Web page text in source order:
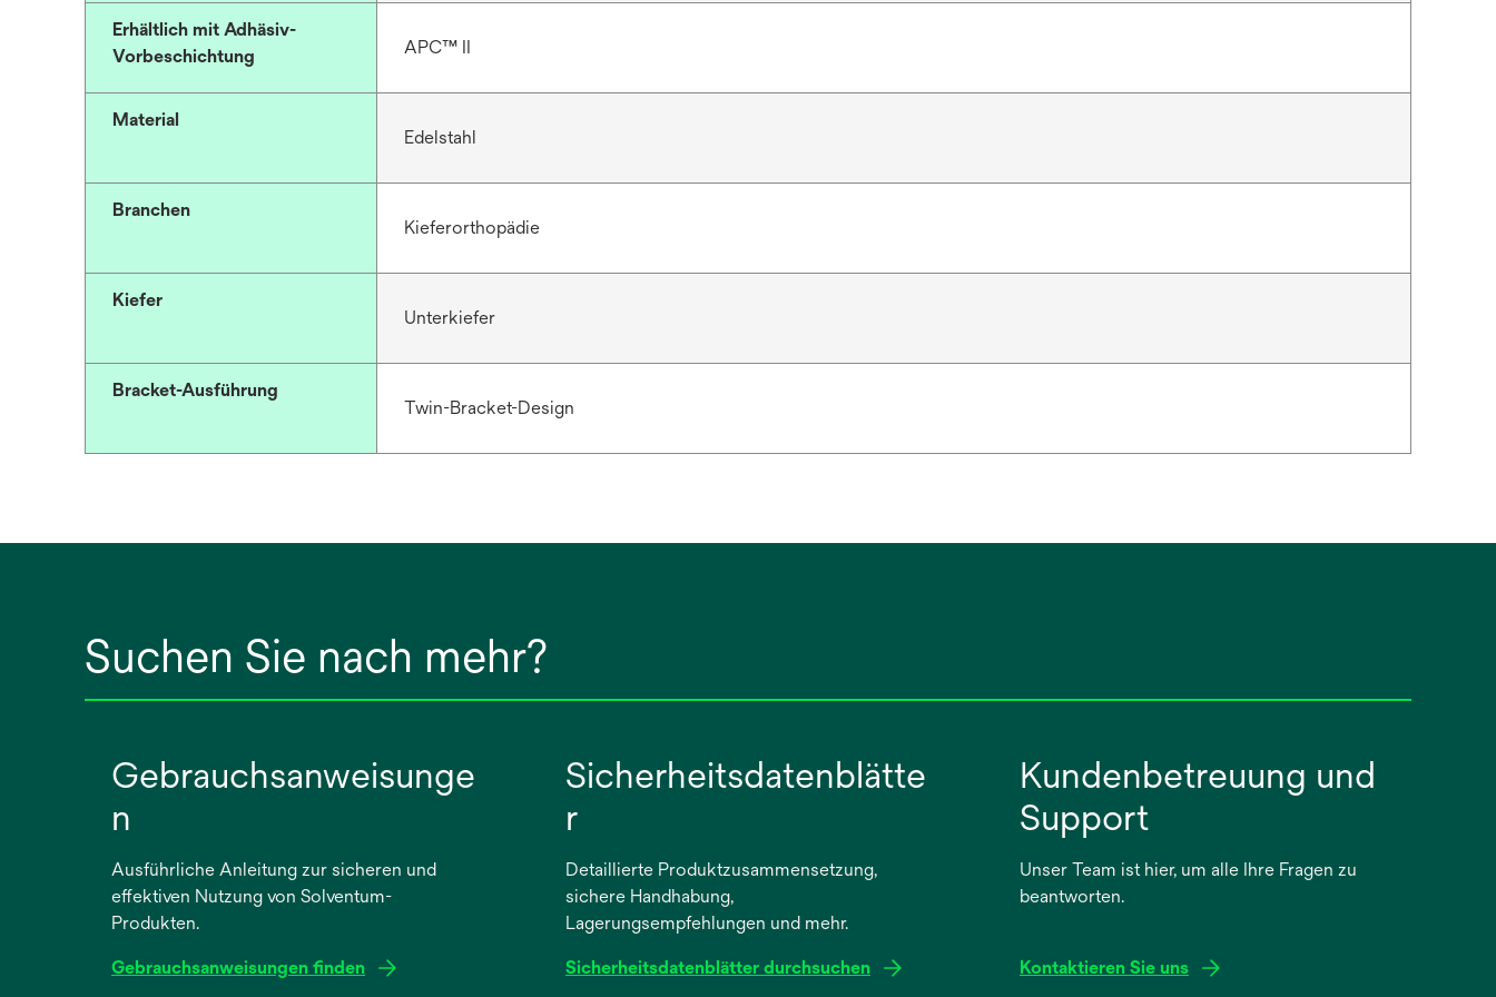
Erhältlich mit Adhäsiv-
Vorbeschichtung
APC™ II
Material
Edelstahl
Branchen
Kieferorthopädie
Kiefer
Unterkiefer
Bracket-Ausführung
Twin-Bracket-Design
Suchen Sie nach mehr?
Gebrauchsanweisunge
n
Ausführliche Anleitung zur sicheren und
effektiven Nutzung von Solventum-
Produkten.
Gebrauchsanweisungen finden
Sicherheitsdatenblätte
r
Detaillierte Produktzusammensetzung,
sichere Handhabung,
Lagerungsempfehlungen und mehr.
Sicherheitsdatenblätter durchsuchen
Kundenbetreuung und
Support
Unser Team ist hier, um alle Ihre Fragen zu
beantworten.
Kontaktieren Sie uns